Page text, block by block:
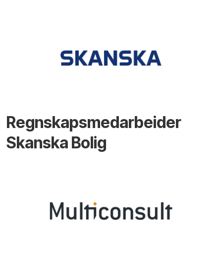
Regnskapsmedarbeider
Skanska Bolig